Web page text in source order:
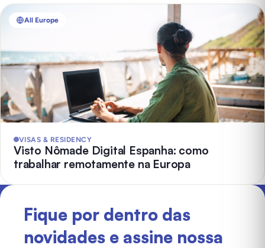
All Europe
VISAS & RESIDENCY
Visto Nômade Digital Espanha: como
trabalhar remotamente na Europa
Fique por dentro das
novidades e assine nossa